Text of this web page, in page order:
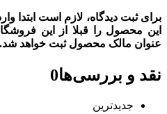
برای ثبت دیدگاه، لازم است ابتدا
این محصول را قبلا از این
عنوان مالک محصول ثبت خواهد شد.
نقد و بررسی‌ها0
جدیدترین